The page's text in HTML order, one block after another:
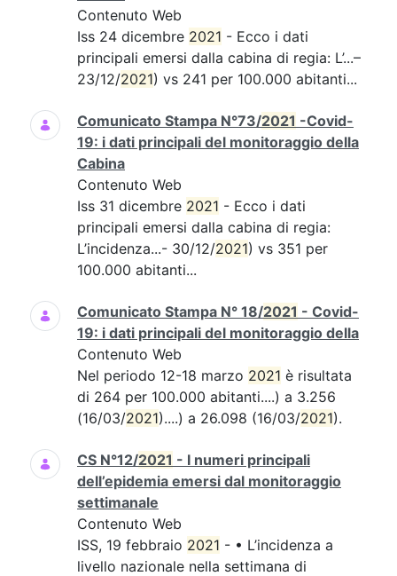
Contenuto Web
Iss 24 dicembre 2021 - Ecco i dati
principali emersi dalla cabina di regia: L’...–
23/12/2021) vs 241 per 100.000 abitanti...
Comunicato Stampa N°73/2021 -Covid-
19: i dati principali del monitoraggio della
Cabina
Contenuto Web
Iss 31 dicembre 2021 - Ecco i dati
principali emersi dalla cabina di regia:
L’incidenza...- 30/12/2021) vs 351 per
100.000 abitanti...
Comunicato Stampa N° 18/2021 - Covid-
19: i dati principali del monitoraggio della
Contenuto Web
Nel periodo 12-18 marzo 2021 è risultata
di 264 per 100.000 abitanti....) a 3.256
(16/03/2021)....) a 26.098 (16/03/2021).
CS N°12/2021 - I numeri principali
dell’epidemia emersi dal monitoraggio
settimanale
Contenuto Web
ISS, 19 febbraio 2021 - • L’incidenza a
livello nazionale nella settimana di